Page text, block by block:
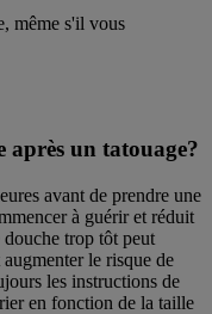
même s'il vous
après un tatouage?
avant de prendre une
à guérir et réduit
trop tôt peut
le risque de
les instructions de
en fonction de la taille